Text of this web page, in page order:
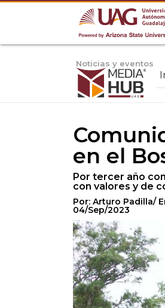
Noticias y eventos
en el
Por tercer año
con valores y de
Por: Arturo Padilla/
04/Sep/2023